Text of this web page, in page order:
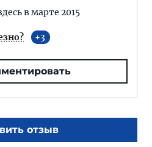
в марте 2015
3
отзыв